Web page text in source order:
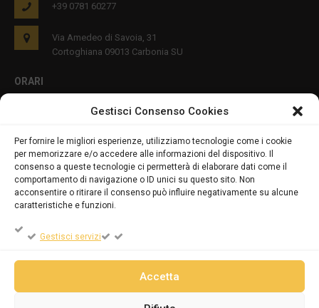
Gestisci Consenso Cookies
Per fornire le migliori esperienze, utilizziamo tecnologie come i cookie
per memorizzare e/o accedere alle informazioni del dispositivo. Il
consenso a queste tecnologie ci permetterà di elaborare dati come il
comportamento di navigazione o ID unici su questo sito. Non
acconsentire o ritirare il consenso può influire negativamente su alcune
caratteristiche e funzioni.
Gestisci servizi
Accetta
+39 0781 60277
Via Amedeo di Savoia, 31
Cortoghiana 09013 Carbonia SU
ORARI
PRIVACY E COOKIES
DICHIARAZIONE SULLA PRIVACY (UE)
COOKIE POLICY (UE)